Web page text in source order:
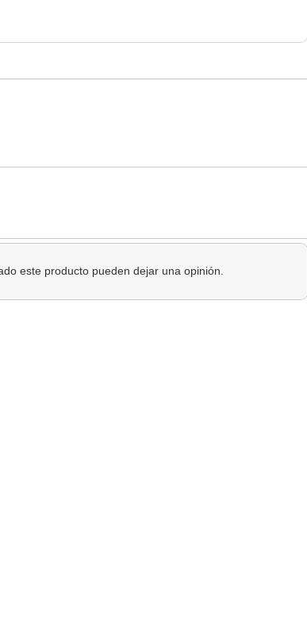
este producto pueden dejar una opinión.